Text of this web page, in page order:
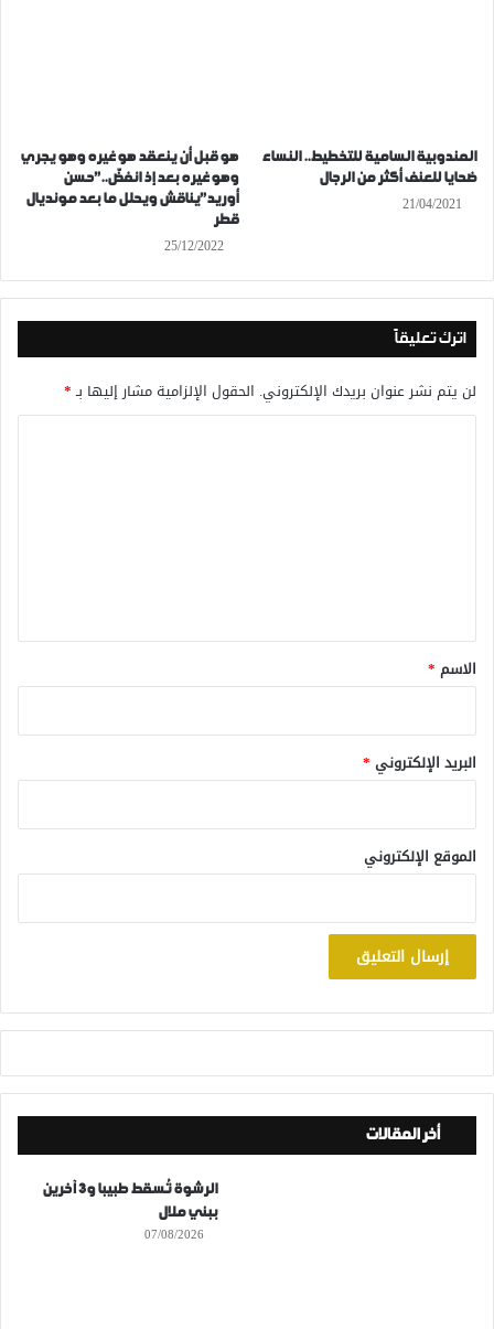
المندوبية السامية للتخطيط.. النساء
ضحايا للعنف أكثر من الرجال
21/04/2021
هو قبل أن ينعقد هو غيره وهو يجري
وهو غيره بعد إذ انفضّ..”حسن
أوريد”يناقش ويحلل ما بعد مونديال
قطر
25/12/2022
اترك تعليقاً
لن يتم نشر عنوان بريدك الإلكتروني. الحقول الإلزامية مشار إليها بـ*
*
الاسم *
البريد الإلكتروني *
الموقع الإلكتروني
أخر المقالات
الرشوة تُسقط طبيبا و3 آخرين
ببني ملال
07/08/2026